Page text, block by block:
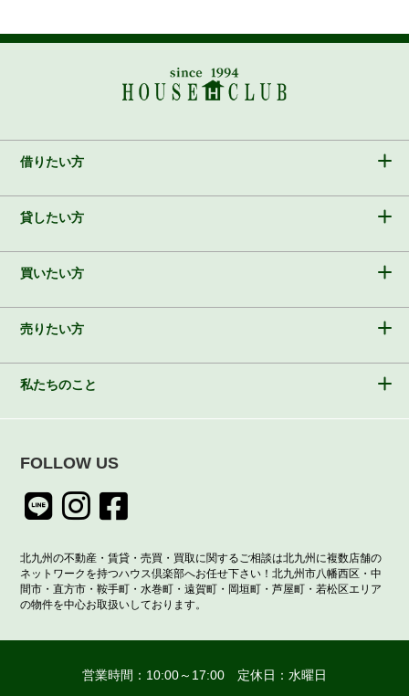
借りたい方
貸したい方
買いたい方
売りたい方
私たちのこと
FOLLOW US
北九州の不動産・賃貸・売買・買取に関するご相談は北九州に複数店舗の
ネットワークを持つハウス倶楽部へお任せ下さい！北九州市八幡西区・中
間市・直方市・鞍手町・水巻町・遠賀町・岡垣町・芦屋町・若松区エリア
の物件を中心お取扱いしております。
営業時間：10:00～17:00 定休日：水曜日